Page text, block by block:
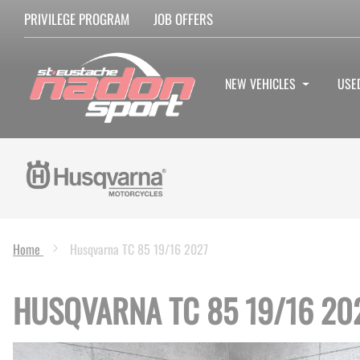
PRIVILEGE PROGRAM JOB OFFERS
NEW VEHICLES
Home Husqvarna TC 85 19/16 2027
HUSQVARNA TC 85 19/16